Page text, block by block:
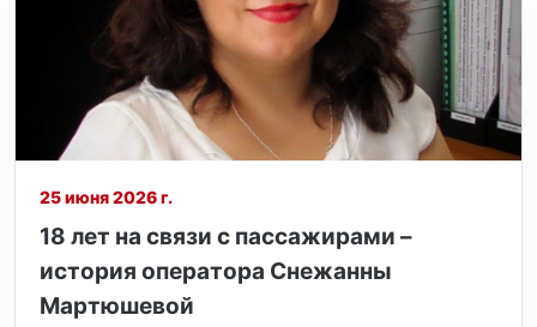
25 июня 2026 г.
18 лет на связи с пассажирами –
история оператора Снежанны
Мартюшевой